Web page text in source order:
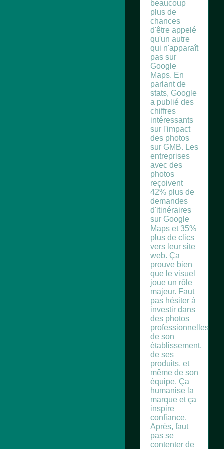
beaucoup
plus de
chances
d'être appelé
qu'un autre
qui n'apparaît
pas sur
Google
Maps. En
parlant de
stats, Google
a publié des
chiffres
intéressants
sur l'impact
des photos
sur GMB. Les
entreprises
avec des
photos
reçoivent
42% plus de
demandes
d'itinéraires
sur Google
Maps et 35%
plus de clics
vers leur site
web. Ça
prouve bien
que le visuel
joue un rôle
majeur. Faut
pas hésiter à
investir dans
des photos
professionnelles
de son
établissement,
de ses
produits, et
même de son
équipe. Ça
humanise la
marque et ça
inspire
confiance.
Après, faut
pas se
contenter de